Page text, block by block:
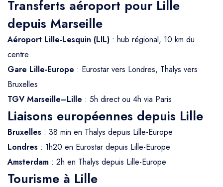
Transferts aéroport pour Lille
depuis Marseille
Aéroport Lille-Lesquin (LIL) : hub régional, 10 km du
centre
Gare Lille-Europe : Eurostar vers Londres, Thalys vers
Bruxelles
TGV Marseille–Lille : 5h direct ou 4h via Paris
Liaisons européennes depuis Lille
Bruxelles : 38 min en Thalys depuis Lille-Europe
Londres : 1h20 en Eurostar depuis Lille-Europe
Amsterdam : 2h en Thalys depuis Lille-Europe
Tourisme à Lille